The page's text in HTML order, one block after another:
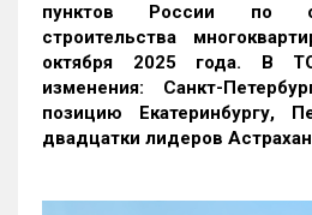
пунктов России по
строительства
октября 2025 года. В
изменения: Санкт-
позицию Екатеринбургу,
двадцатки лидеров